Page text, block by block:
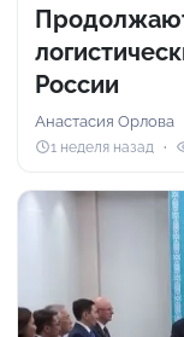
России
Анастасия Орлова
1 неделя назад